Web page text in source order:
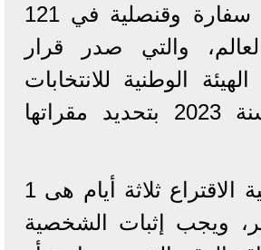
في عدد 137 سفارة وقنصلية في 121
والتي صدر قرار
الوطنية للانتخابات
رقم (27) لسنة 2023 بتحديد مقراتها
وتستمر عملية الاقتراع ثلاثة أيام هى 1
ويجب إثبات الشخصية